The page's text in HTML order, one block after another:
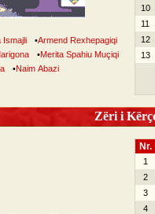
Ismajli •Armend Rexhepagiqi
•Merita Spahiu Muçiqi
•Naim Abazi
10
11
12
13
Zëri i
Nr.
1
2
3
4